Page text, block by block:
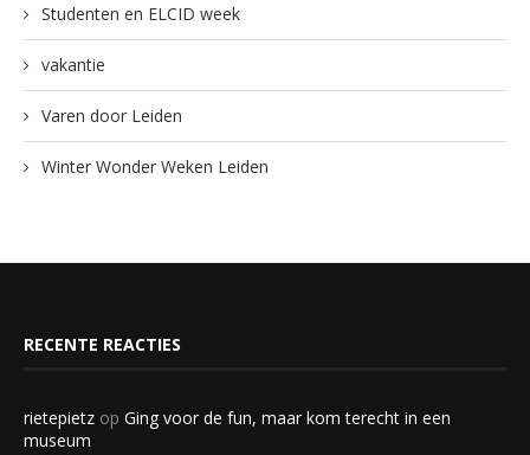
Studenten en ELCID week
vakantie
Varen door Leiden
Winter Wonder Weken Leiden
RECENTE REACTIES
rietepietz op Ging voor de fun, maar kom terecht in een
museum